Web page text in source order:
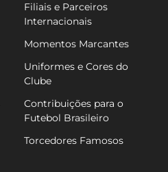
Filiais e Parceiros
Internacionais
Momentos Marcantes
Uniformes e Cores do
Clube
Contribuições para o
Futebol Brasileiro
Torcedores Famosos